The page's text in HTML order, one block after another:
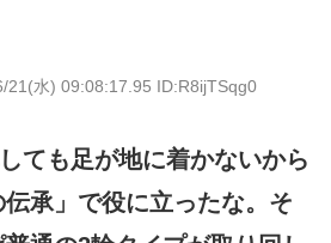
21(水) 09:08:17.95 ID:R8ijTSqg0
ても足が地に着かないから
伝承」で役に立ったな。そ